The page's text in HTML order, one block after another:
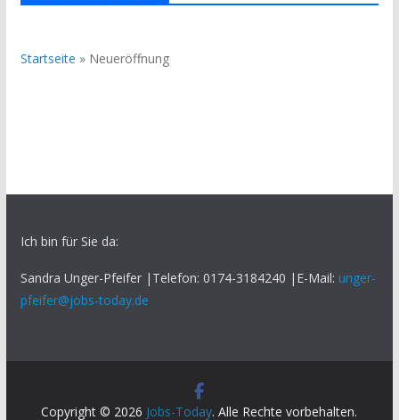
Startseite » Neueröffnung
Ich bin für Sie da:
Sandra Unger-Pfeifer |Telefon: 0174-3184240 |E-Mail: unger-
pfeifer@jobs-today.de
Copyright © 2026 Jobs-Today. Alle Rechte vorbehalten.